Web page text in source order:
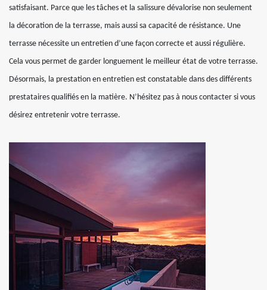
satisfaisant. Parce que les tâches et la salissure dévalorise non seulement
la décoration de la terrasse, mais aussi sa capacité de résistance. Une
terrasse nécessite un entretien d’une façon correcte et aussi régulière.
Cela vous permet de garder longuement le meilleur état de votre terrasse.
Désormais, la prestation en entretien est constatable dans des différents
prestataires qualifiés en la matière. N’hésitez pas à nous contacter si vous
désirez entretenir votre terrasse.